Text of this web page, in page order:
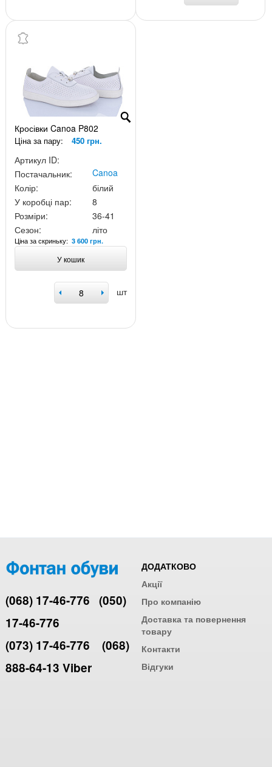
Кросівки Canoa P802
Ціна за пару: 450 грн.
Артикул ID:
Постачальник:
Canoa
Колір:
білий
У коробці пар:
8
Розміри:
36-41
Сезон:
літо
Ціна за скриньку: 3 600 грн.
У кошик
шт
(068) 17-46-776 (050)
17-46-776
(073) 17-46-776
(068)
888-64-13 Viber
ДОДАТКОВО
Акції
Про компанію
Доставка та повернення
товару
Контакти
Відгуки